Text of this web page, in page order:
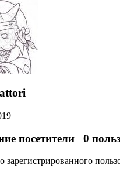
посетители 0
зарегистрированного